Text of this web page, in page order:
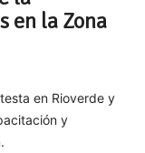
en la Zona
en Rioverde y
y